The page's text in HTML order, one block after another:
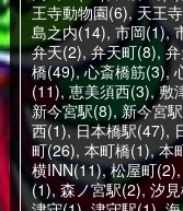
王寺動物園(6),天王
島之内(14), 市岡(1),
弁天(2), 弁天町(8),
橋(49),心斎橋筋(3),
(11), 恵美須西(3),敷
新今宮駅(8), 新今宮
西(1),日本橋駅(47),
町(26), 本町橋(1),本
横INN(11),松屋町(2),
(1), 森ノ宮駅(2), 汐